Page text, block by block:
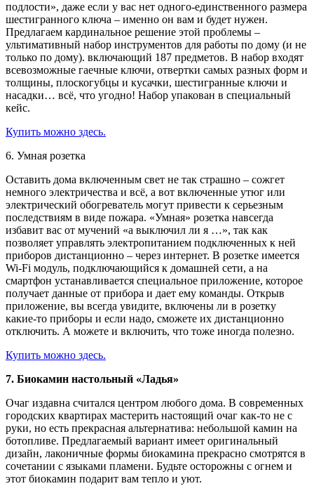
подлости», даже если у вас нет одного-единственного размера
шестигранного ключа – именно он вам и будет нужен.
Предлагаем кардинальное решение этой проблемы –
ультимативный набор инструментов для работы по дому (и не
только по дому). включающий 187 предметов. В набор входят
всевозможные гаечные ключи, отвертки самых разных форм и
толщины, плоскогубцы и кусачки, шестигранные ключи и
насадки… всё, что угодно! Набор упакован в специальный
кейс.
Купить можно здесь.
6. Умная розетка
Оставить дома включенным свет не так страшно – сожгет
немного электричества и всё, а вот включенные утюг или
электрический обогреватель могут привести к серьезным
последствиям в виде пожара. «Умная» розетка навсегда
избавит вас от мучений «а выключил ли я …», так как
позволяет управлять электропитанием подключенных к ней
приборов дистанционно – через интернет. В розетке имеется
Wi-Fi модуль, подключающийся к домашней сети, а на
смартфон устанавливается специальное приложение, которое
получает данные от прибора и дает ему команды. Открыв
приложение, вы всегда увидите, включены ли в розетку
какие-то приборы и если надо, сможете их дистанционно
отключить. А можете и включить, что тоже иногда полезно.
Купить можно здесь.
7. Биокамин настольный «Ладья»
Очаг издавна считался центром любого дома. В современных
городских квартирах мастерить настоящий очаг как-то не с
руки, но есть прекрасная альтернатива: небольшой камин на
ботопливе. Предлагаемый вариант имеет оригинальный
дизайн, лаконичные формы биокамина прекрасно смотрятся в
сочетании с языками пламени. Будьте осторожны с огнем и
этот биокамин подарит вам тепло и уют.